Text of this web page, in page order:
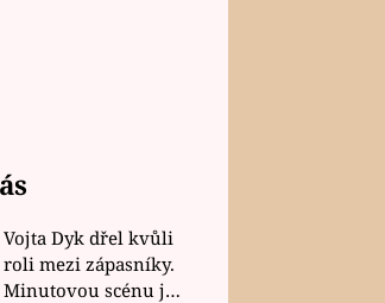
Vojta Dyk dřel kvůli
roli mezi zápasníky.
Minutovou scénu jel